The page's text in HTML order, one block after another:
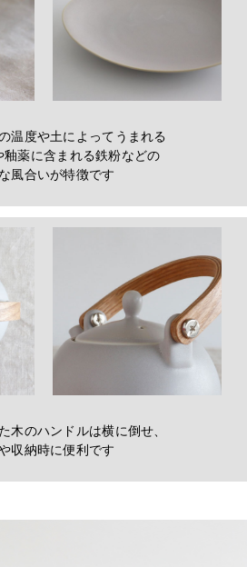
温度や土によってうまれる
釉薬に含まれる鉄粉などの
風合いが特徴です
木のハンドルは横に倒せ、
収納時に便利です